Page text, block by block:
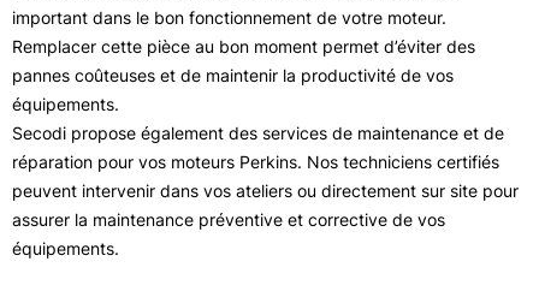
important dans le bon fonctionnement de votre moteur.
Remplacer cette pièce au bon moment permet d’éviter des
pannes coûteuses et de maintenir la productivité de vos
équipements.
Secodi propose également des services de maintenance et de
réparation pour vos moteurs Perkins. Nos techniciens certifiés
peuvent intervenir dans vos ateliers ou directement sur site pour
assurer la maintenance préventive et corrective de vos
équipements.